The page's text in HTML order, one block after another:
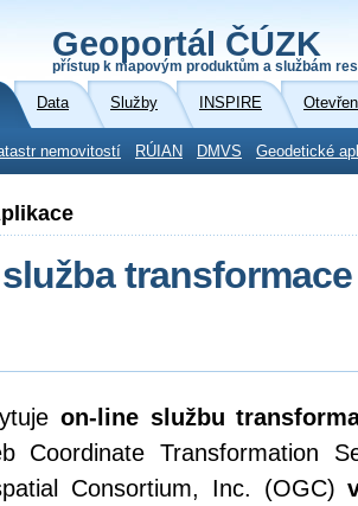
Geoportál ČÚZK
přístup k mapovým produktům a službám
Data Služby INSPIRE
nemovitostí RÚIAN DMVS Geodetické
služba
on-line službu
Coordinate Transformation
Consortium, Inc. (OGC)